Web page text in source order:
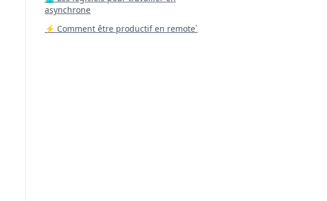
asynchrone
⚡ Comment être productif en remote`